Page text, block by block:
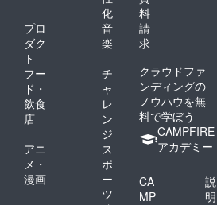
化
プロ
ダク
ト
音
楽
フー
ド・
飲食
店
チ
ャ
レ
ン
ジ
アニ
メ・
漫画
ス
ポ
ー
ツ
料
請
求
クラウドファ
ンディングの
ノウハウを無
料で学ぼう
CAMPFIRE
アカデミー
CA
MP
説
明